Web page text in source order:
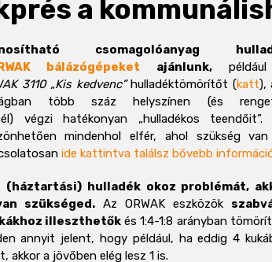
a
csomagolóanyag
bálázógépeket ajánlunk,
3110 „Kis kedvenc”hulladéktömörítőt (katt),
több száz helyszínen (és
végzi hatékonyan „hulladékos teendőit”.
mindenhol elfér, ahol szükség
ide kattintva találsz bővebb
(háztartási) hulladék okoz problémát,
szükséged.Az ORWAK eszközök
illeszthetők és 1:4-1:8 arányban
annyit jelent, hogy például, ha eddig 4
akkor a jövőben elég lesz 1 is.